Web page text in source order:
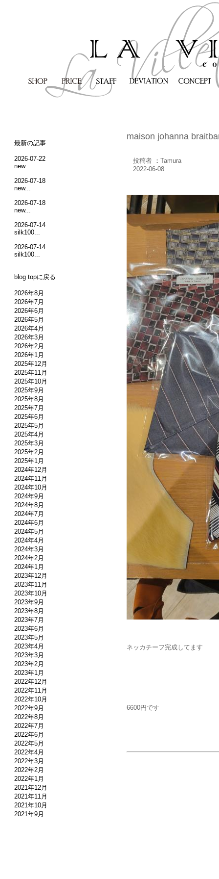
最新の記事
2026-07-22
new...
2026-07-18
new...
2026-07-18
new...
2026-07-14
silk100...
2026-07-14
silk100...
blog topに戻る
2026年8月
2026年7月
2026年6月
2026年5月
2026年4月
2026年3月
2026年2月
2026年1月
2025年12月
2025年11月
2025年10月
2025年9月
2025年8月
2025年7月
2025年6月
2025年5月
2025年4月
2025年3月
2025年2月
2025年1月
2024年12月
2024年11月
2024年10月
2024年9月
2024年8月
2024年7月
2024年6月
2024年5月
2024年4月
2024年3月
2024年2月
2024年1月
2023年12月
2023年11月
2023年10月
2023年9月
2023年8月
2023年7月
2023年6月
2023年5月
2023年4月
2023年3月
2023年2月
2023年1月
2022年12月
2022年11月
2022年10月
2022年9月
2022年8月
2022年7月
2022年6月
2022年5月
2022年4月
2022年3月
2022年2月
2022年1月
2021年12月
2021年11月
2021年10月
2021年9月
maison johanna
投稿者 ： Tamura
2022-06-08
ネッカチーフ完成してます
6600円です